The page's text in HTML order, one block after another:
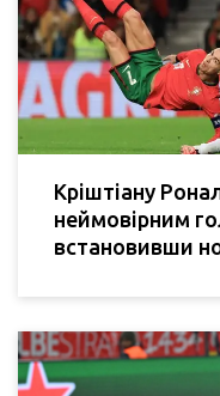
Кріштіану
неймовірним
встановивши